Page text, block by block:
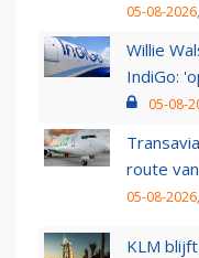
05-08-
Willie
IndiGo:
05-08-
route
05-08-
KLM